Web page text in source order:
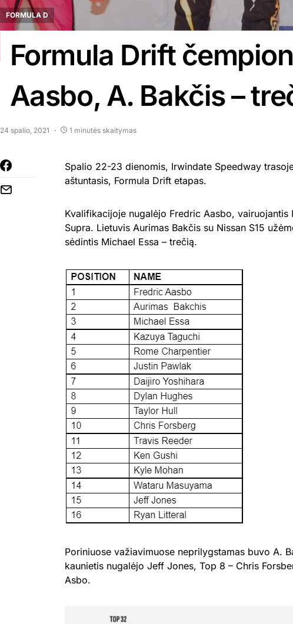
FORMULA D
Formula Drift
Aasbo, A. Bakčis –
24 spalio, 2021 1 minutės skaitymas
Spalio 22-23 dienomis, Irwindate Speedway
aštuntasis, Formula Drift etapas.
Kvalifikacijoje nugalėjo Fredric Aasbo, vairuojantis
Supra. Lietuvis Aurimas Bakčis su Nissan S15
sėdintis Michael Essa – trečią.
Poriniuose važiavimuose neprilygstamas buvo A.
kaunietis nugalėjo Jeff Jones, Top 8 – Chris
Asbo.